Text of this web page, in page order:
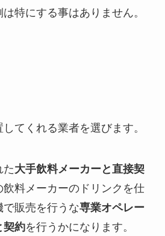
特にする事はありません。
てくれる業者を選びます。
た大手飲料メーカーと直接契
料メーカーのドリンクを仕
で販売を行うな専業オペレー
契約を行うかになります。